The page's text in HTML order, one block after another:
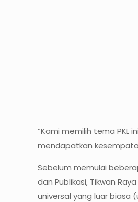
“Kami memilih tema PKL
mendapatkan
Sebelum memulai
dan Publikasi, Tikwan
universal yang luar biasa